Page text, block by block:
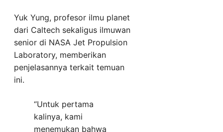
Yuk Yung, profesor ilmu planet
dari Caltech sekaligus ilmuwan
senior di NASA Jet Propulsion
Laboratory, memberikan
penjelasannya terkait temuan
ini.
“Untuk pertama
kalinya, kami
menemukan bahwa